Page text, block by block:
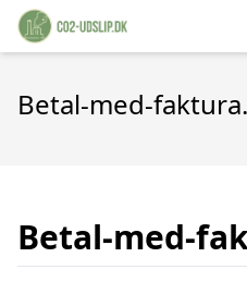
Betal-med-
Betal-med-